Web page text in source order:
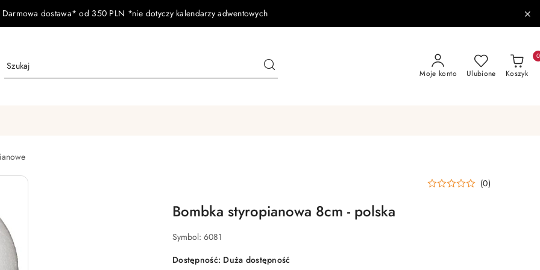
Darmowa dostawa* od 350 PLN *nie dotyczy kalendarzy adwentowych
Moje konto Ulubione Koszyk
0
(0)
Bombka styropianowa 8cm - polska
Symbol: 6081
Dostępność: Duża dostępność